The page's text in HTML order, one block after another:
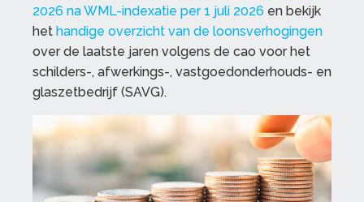
2026 na WML-indexatie per 1 juli 2026 en bekijk
het handige overzicht van de loonsverhogingen
over de laatste jaren volgens de cao voor het
schilders-, afwerkings-, vastgoedonderhouds- en
glaszetbedrijf (SAVG).